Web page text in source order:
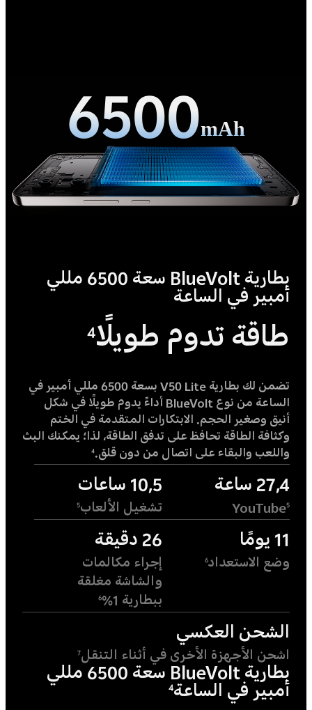
mAh
6500
بطارية BlueVolt سعة 6500 مللي
أمبير في الساعة
طاقة تدوم طويلًا4
تضمن لك بطارية V50 Lite بسعة 6500 مللي أمبير في
الساعة من نوع BlueVolt أداءً يدوم طويلًا في شكل
أنيق وصغير الحجم. الابتكارات المتقدمة في الختم
وكثافة الطاقة تحافظ على تدفق الطاقة، لذا؛ يمكنك البث
واللعب والبقاء على اتصال من دون قلق.4
27,4 ساعة
YouTube5
10,5 ساعات
تشغيل الألعاب5
11 يومًا
وضع الاستعداد6
26 دقيقة
إجراء مكالمات
والشاشة مغلقة
ببطارية 1%
6
الشحن العكسي
اشحن الأجهزة الأخرى في أثناء التنقل7
بطارية BlueVolt سعة 6500 مللي
أمبير في الساعة4